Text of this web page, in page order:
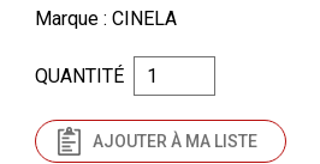
Marque : CINELA
QUANTITÉ
AJOUTER À MA LISTE